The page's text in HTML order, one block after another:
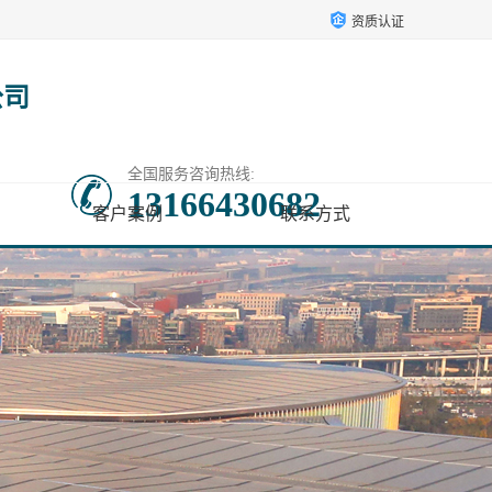
资质认证
全国服务咨询热线:
13166430682
客户案例 联系方式